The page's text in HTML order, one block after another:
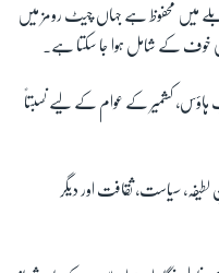
میں محفوظ ہے جہاں چیٹ رومز میں
خوف کے شامل ہوا جا سکتا ہے۔
ہاؤس، کشمیر کے عوام کے لیے نسبتاً
سیاست، ثقافت اور دیگر